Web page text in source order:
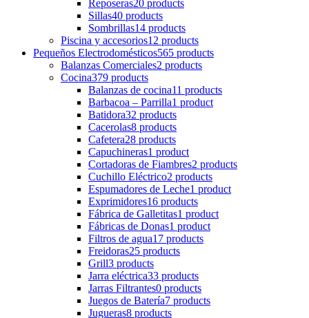
Reposeras20 products
Sillas40 products
Sombrillas14 products
Piscina y accesorios12 products
Pequeños Electrodomésticos565 products
Balanzas Comerciales2 products
Cocina379 products
Balanzas de cocina11 products
Barbacoa – Parrilla1 product
Batidora32 products
Cacerolas8 products
Cafetera28 products
Capuchineras1 product
Cortadoras de Fiambres2 products
Cuchillo Eléctrico2 products
Espumadores de Leche1 product
Exprimidores16 products
Fábrica de Galletitas1 product
Fábricas de Donas1 product
Filtros de agua17 products
Freidoras25 products
Grill3 products
Jarra eléctrica33 products
Jarras Filtrantes0 products
Juegos de Batería7 products
Jugueras8 products